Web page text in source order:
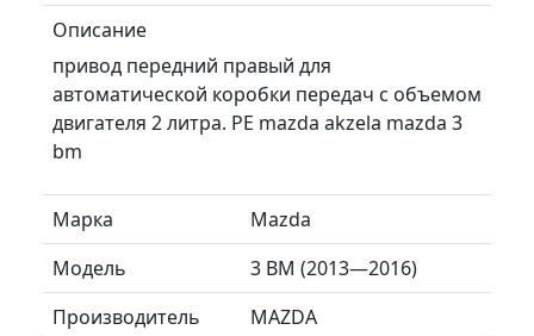
Описание
привод передний правый для
автоматической коробки передач с объемом
двигателя 2 литра. PE mazda akzela mazda 3
bm
Марка
Mazda
Модель
3 BM (2013—2016)
Производитель
MAZDA